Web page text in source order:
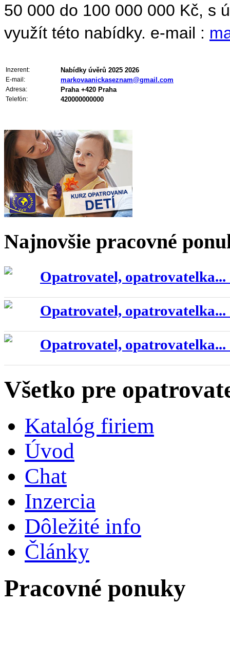
50 000 do 100 000 000 Kč, s
využít této nabídky. e-mail :
Inzerent: Nabídky úvěrů 2025 2026
E-mail: markovaanickaseznam@gmail.com
Adresa: Praha +420 Praha
Telefón: 420000000000
Najnovšie pracovné
Opatrovatel, opatrovatelka...
Opatrovatel, opatrovatelka...
Opatrovatel, opatrovatelka...
Všetko pre
Katalóg firiem
Úvod
Chat
Inzercia
Dôležité info
Články
Pracovné ponuky